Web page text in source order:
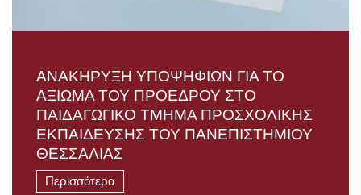
ΑΝΑΚΗΡΥΞΗ ΥΠΟΨΗΦΙΩΝ ΓΙΑ ΤΟ
ΑΞΙΩΜΑ ΤΟΥ ΠΡΟΕΔΡΟΥ ΣΤΟ
ΠΑΙΔΑΓΩΓΙΚΟ ΤΜΗΜΑ ΠΡΟΣΧΟΛΙΚΗΣ
ΕΚΠΑΙΔΕΥΣΗΣ ΤΟΥ ΠΑΝΕΠΙΣΤΗΜΙΟΥ
ΘΕΣΣΑΛΙΑΣ
Περισσότερα